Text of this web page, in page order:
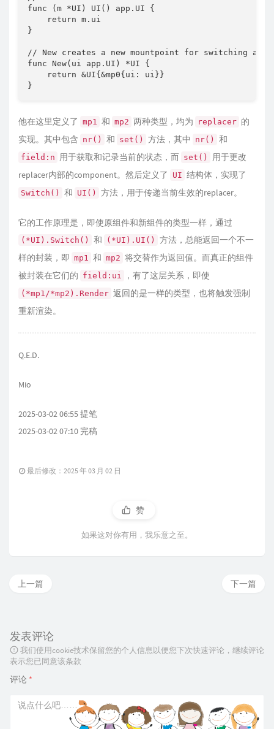
func (m *UI) UI() app.UI {
    return m.ui
}
// New creates a new mountpoint for switching
func New(ui app.UI) *UI {
    return &UI{&mp0{ui: ui}}
}
他在这里定义了 mp1 和 mp2 两种类型，均为 replacer 的
实现。其中包含 nr() 和 set() 方法，其中 nr() 和
field:n 用于获取和记录当前的状态，而 set()
用于更改
replacer内部的component。然后定义了
UI 结构体，实现了
Switch() 和 UI() 方法，用于传递当前生效的replacer。
它的工作原理是，即使原组件和新组件的类型一样，通过
(*UI).Switch() 和 (*UI).UI()
方法，总能返回一个不一
样的封装，即 mp1 和 mp2 将交替作为返回值。而真正的组件
被封装在它们的 field:ui ，有了这层关系，即使
(*mp1/*mp2).Render 返回的是一样的类型，也将触发强制
重新渲染。
Q.E.D.
Mio
2025-03-02 06:55 提笔
2025-03-02 07:10 完稿
最后修改：2025 年 03 月 02 日
赞
如果这对你有用，我乐意之至。
下一篇
上一篇
发表评论
我们使用cookie技术保留您的个人信息以便您下次快速评论，继续评论
表示您已同意该条款
评论 *